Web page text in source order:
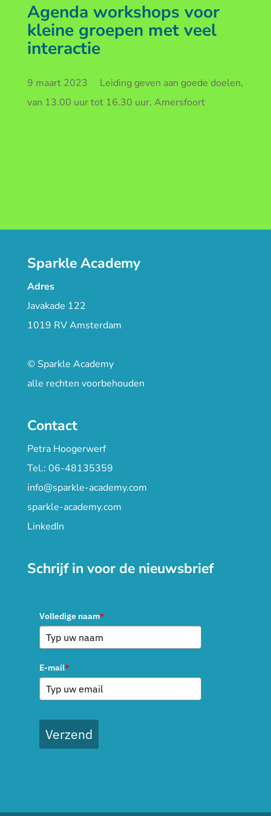
Agenda workshops voor
kleine groepen met veel
interactie
9 maart 2023 Leiding geven aan goede doelen,
van 13.00 uur tot 16.30 uur, Amersfoort
Sparkle Academy
Adres
Javakade 122
1019 RV Amsterdam
© Sparkle Academy
alle rechten voorbehouden
Contact
Petra Hoogerwerf
Tel.: 06-48135359
info@sparkle-academy.com
sparkle-academy.com
LinkedIn
Schrijf in voor de nieuwsbrief
Volledige naam*
E-mail*
Verzend